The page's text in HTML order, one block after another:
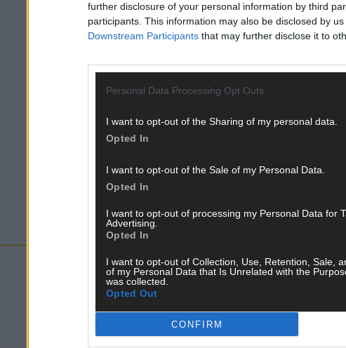
further disclosure of your personal information by third
participants. This information may also be disclosed by
Downstream Participants that may further disclose it to
Personal Data Processing Opt Outs
I want to opt-out of the Sharing of my personal data.
Opted In
I want to opt-out of the Sale of my Personal Data.
Opted In
I want to opt-out of processing my Personal Data for
Advertising.
Opted In
I want to opt-out of Collection, Use, Retention, Sale,
of my Personal Data that Is Unrelated with the
was collected.
Opted Out
CONFIRM